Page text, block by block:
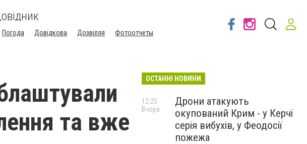
Погода Довідкова Дозвілля Фотоотчеты
та вже
ОСТАННІ НОВИНИ
Дрони атакують
окупований Крим - у Керчі
серія вибухів, у Феодосії
пожежа
12:25
Вчора